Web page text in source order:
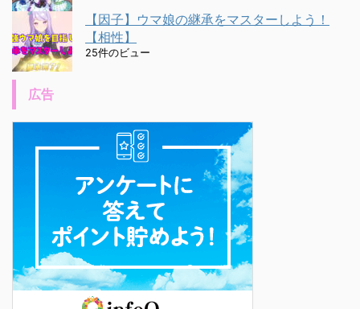
【因子】ウマ娘の継承をマスターしよう！
【相性】
25件のビュー
広告